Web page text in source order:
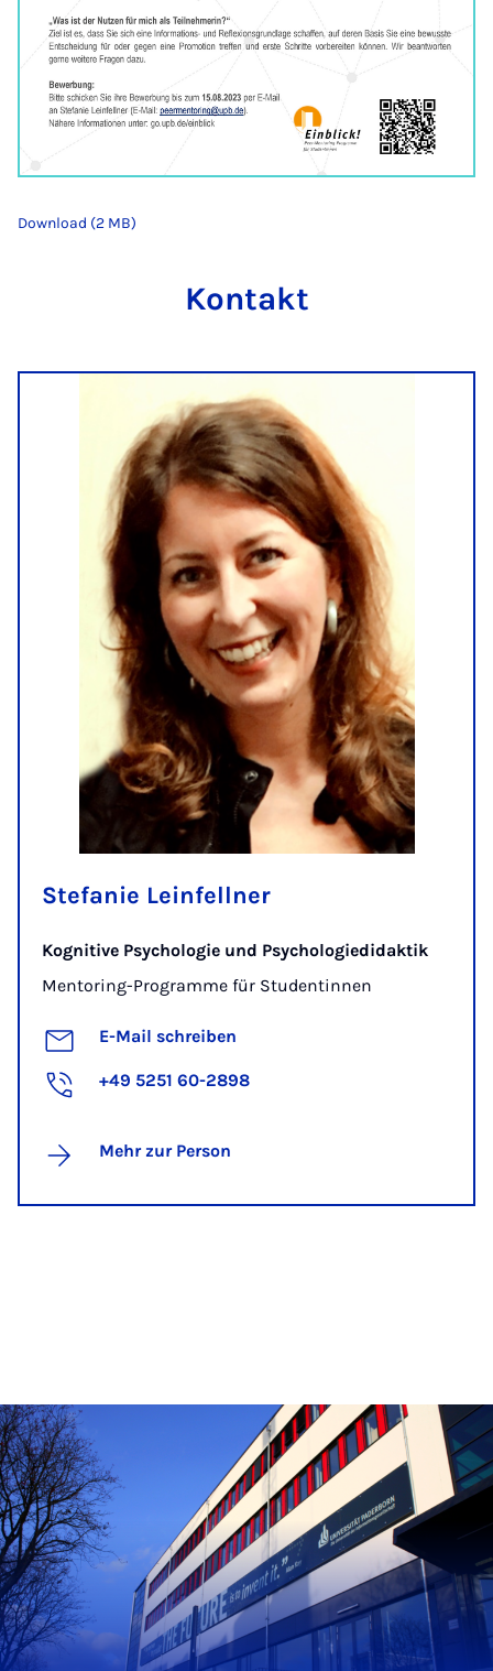
Download (2 MB)
Kontakt
Stefanie Leinfellner
Kognitive Psychologie und Psychologiedidaktik
Mentoring-Programme für Studentinnen
E-Mail schreiben
+49 5251 60-2898
Mehr zur Person